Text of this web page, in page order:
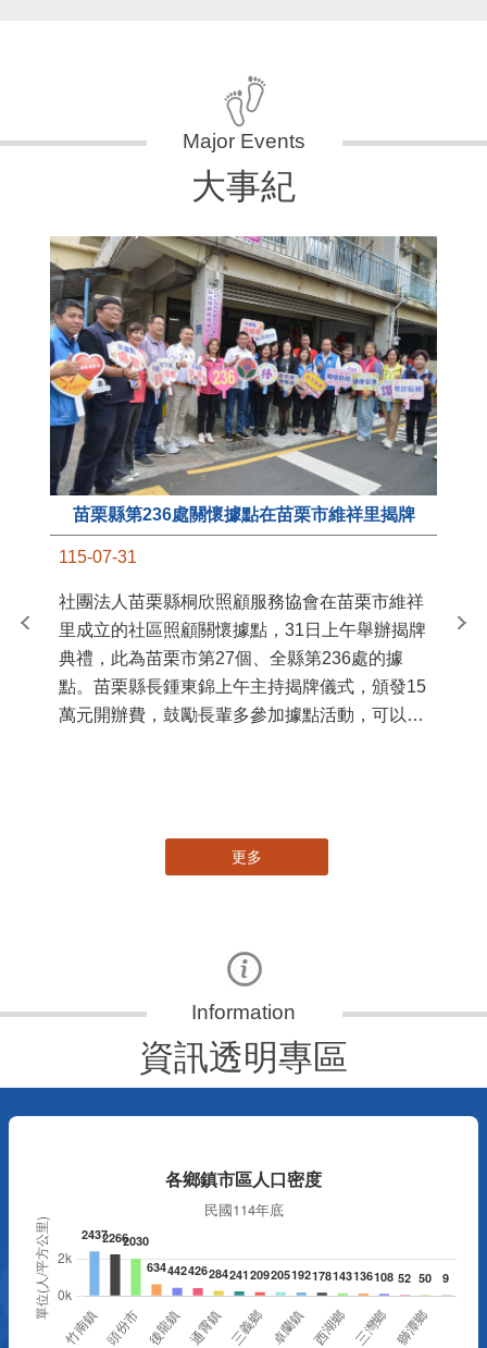
大事紀
苗栗縣第236處關懷據點在苗栗市維祥里揭牌
115-07-31
社團法人苗栗縣桐欣照顧服務協會在苗栗市維祥
里成立的社區照顧關懷據點，31日上午舉辦揭牌
典禮，此為苗栗市第27個、全縣第236處的據
點。苗栗縣長鍾東錦上午主持揭牌儀式，頒發15
萬元開辦費，鼓勵長輩多參加據點活動，可以更
苗
更多
資訊透明專區